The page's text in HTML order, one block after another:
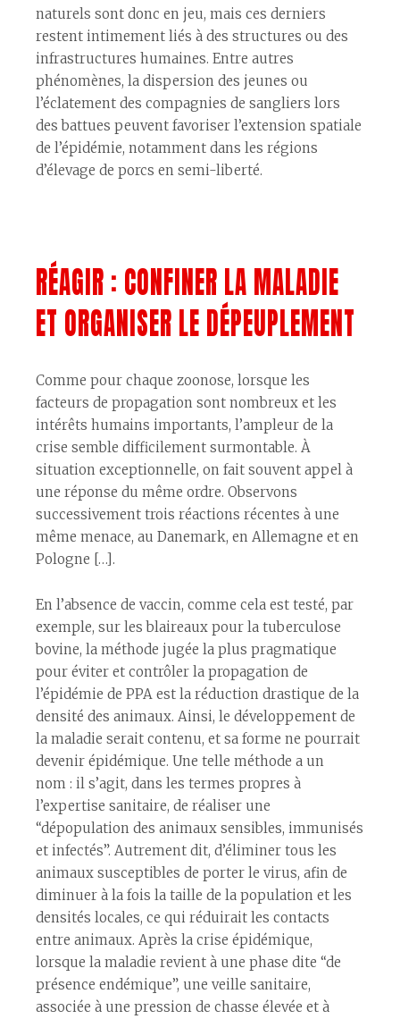
naturels sont donc en jeu, mais ces derniers
restent intimement liés à des structures ou des
infrastructures humaines. Entre autres
phénomènes, la dispersion des jeunes ou
l’éclatement des compagnies de sangliers lors
des battues peuvent favoriser l’extension spatiale
de l’épidémie, notamment dans les régions
d’élevage de porcs en semi-liberté.
RÉAGIR : CONFINER LA MALADIE
ET ORGANISER LE DÉPEUPLEMENT
Comme pour chaque zoonose, lorsque les
facteurs de propagation sont nombreux et les
intérêts humains importants, l’ampleur de la
crise semble difficilement surmontable. À
situation exceptionnelle, on fait souvent appel à
une réponse du même ordre. Observons
successivement trois réactions récentes à une
même menace, au Danemark, en Allemagne et en
Pologne […].
En l’absence de vaccin, comme cela est testé, par
exemple, sur les blaireaux pour la tuberculose
bovine, la méthode jugée la plus pragmatique
pour éviter et contrôler la propagation de
l’épidémie de PPA est la réduction drastique de la
densité des animaux. Ainsi, le développement de
la maladie serait contenu, et sa forme ne pourrait
devenir épidémique. Une telle méthode a un
nom : il s’agit, dans les termes propres à
l’expertise sanitaire, de réaliser une
“dépopulation des animaux sensibles, immunisés
et infectés”. Autrement dit, d’éliminer tous les
animaux susceptibles de porter le virus, afin de
diminuer à la fois la taille de la population et les
densités locales, ce qui réduirait les contacts
entre animaux. Après la crise épidémique,
lorsque la maladie revient à une phase dite “de
présence endémique”, une veille sanitaire,
associée à une pression de chasse élevée et à